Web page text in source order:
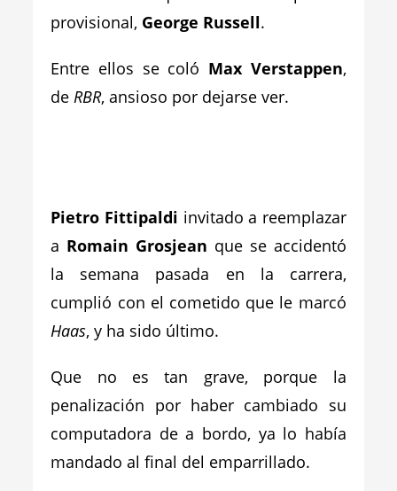
provisional, George Russell.
Entre ellos se coló Max Verstappen,
deRBR, ansioso por dejarse ver.
Pietro Fittipaldi invitado a reemplazar
a Romain Grosjean que se accidentó
la semana pasada en la carrera,
cumplió con el cometido que le marcó
Haas, y ha sido último.
Que no es tan grave, porque la
penalización por haber cambiado su
computadora de a bordo, ya lo había
mandado al final del emparrillado.